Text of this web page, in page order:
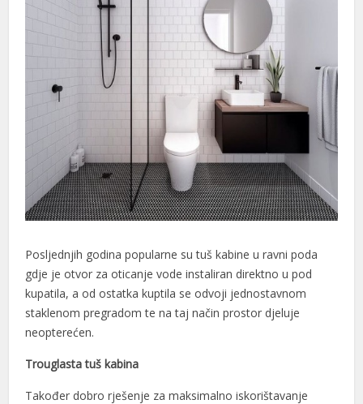
Posljednjih godina popularne su tuš kabine u ravni poda
gdje je otvor za oticanje vode instaliran direktno u pod
kupatila, a od ostatka kuptila se odvoji jednostavnom
staklenom pregradom te na taj način prostor djeluje
neopterećen.
Trouglasta tuš kabina
Također dobro rješenje za maksimalno iskorištavanje